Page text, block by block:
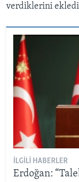
verdiklerini
İLGILI HABERLER
Erdoğan: